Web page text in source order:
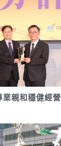
親和穩健經營